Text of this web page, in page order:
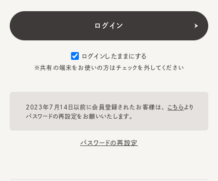
ログインしたままにする
※共有の端末をお使いの方はチェックを外してください
2023年7月14日以前に会員登録されたお客様は、 こちらより
パスワードの再設定をお願いいたします。
パスワードの再設定